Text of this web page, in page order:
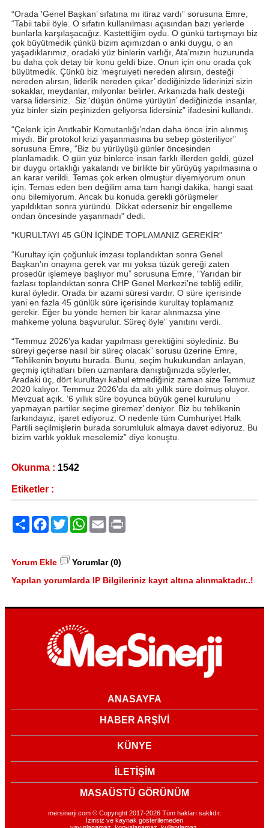
“Orada 'Genel Başkan’ sıfatına mı itiraz vardı” sorusuna Emre,
“Tabii tabii öyle. O sıfatın kullanılması açısından bazı yerlerde
bunlarla karşılaşacağız. Kastettiğim oydu. O günkü tartışmayı biz
çok büyütmedik çünkü bizim açımızdan o anki duygu, o an
yaşadıklarımız, oradaki yüz binlerin varlığı, Ata’mızın huzurunda
bu daha çok detay bir konu geldi bize. Onun için onu orada çok
büyütmedik. Çünkü biz ‘meşruiyeti nereden alırsın, desteği
nereden alırsın, liderlik nereden çıkar’ dediğinizde liderinizi sizin
sokaklar, meydanlar, milyonlar belirler. Arkanızda halk desteği
varsa lidersiniz.
Siz ‘düşün önüme yürüyün’ dediğinizde insanlar,
yüz binler sizin peşinizden geliyorsa lidersiniz” ifadesini kullandı.
“Çelenk için Anıtkabir Komutanlığı’ndan daha önce izin alınmış
mıydı. Bir protokol krizi yaşanmasına bu sebep gösteriliyor”
sorusuna Emre, "Biz bu yürüyüşü günler öncesinden
planlamadık. O gün yüz binlerce insan farklı illerden geldi, güzel
bir duygu ortaklığı yakalandı ve birlikte bir yürüyüş yapılmasına o
an karar verildi. Temas çok erken olmuştur diyemiyorum onun
için. Temas eden ben değilim ama tam hangi dakika, hangi saat
onu bilemiyorum. Ancak bu konuda gerekli görüşmeler
yapıldıktan sonra yüründü. Dikkat ederseniz bir engelleme
ondan öncesinde yaşanmadı" dedi.
"KURULTAYI 45 GÜN İÇİNDE TOPLAMANIZ GEREKİR"
“Kurultay için çoğunluk imzası toplandıktan sonra Genel
Başkan’ın onayına gerek var mı yoksa tüzük gereği zaten
prosedür işlemeye başlıyor mu” sorusuna Emre, “Yarıdan bir
fazlası toplandıktan sonra CHP Genel Merkezi’ne tebliğ edilir,
kural öyledir. Orada bir azami süresi vardır. O süre içerisinde
yani en fazla 45 günlük süre içerisinde kurultay toplamanız
gerekir. Eğer bu yönde hemen bir karar alınmazsa yine
mahkeme yoluna başvurulur. Süreç öyle” yanıtını verdi.
“Temmuz 2026’ya kadar yapılması gerektiğini söylediniz. Bu
süreyi geçerse nasıl bir süreç olacak” sorusu üzerine Emre,
“Tehlikenin boyutu burada. Bunu, seçim hukukundan anlayan,
geçmiş içtihatları bilen uzmanlara danıştığınızda söylerler,
Aradaki üç, dört kurultayı kabul etmediğiniz zaman size Temmuz
2020 kalıyor. Temmuz 2026’da da altı yıllık süre dolmuş oluyor.
Mevzuat açık. ‘6 yıllık süre boyunca büyük genel kurulunu
yapmayan partiler seçime giremez’ deniyor. Biz bu tehlikenin
farkındayız, işaret ediyoruz. O nedenle tüm Cumhuriyet Halk
Partili seçilmişlerin burada sorumluluk almaya davet ediyoruz. Bu
bizim varlık yokluk meselemiz” diye konuştu.
Okunma : 1542
Etiketler :
PaylaşFacebook
TwitterWhatsApp
Email
Yorum Ekle
Yorumlar (0)
Yapılan yorumlarda IP Bilgileriniz kayıt altına alınmaktadır..!
ANASAYFA
HABER ARŞİVİ
KÜNYE
İLETİŞİM
MASAÜSTÜ GÖRÜNÜM
mersinerji.com © Copyright 2017-2026 Tüm hakları saklıdır.
İzinsiz ve kaynak gösterilemeden